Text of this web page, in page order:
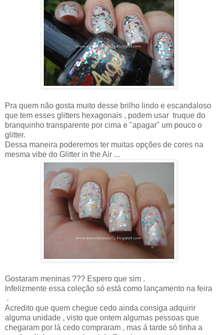
Pra quem não gosta muito desse brilho lindo e escandaloso
que tem esses glitters hexagonais , podem usar truque do
branquinho transparente por cima e "apagar" um pouco o
glitter.
Dessa maneira poderemos ter muitas opções de cores na
mesma vibe do Glitter in the Air ...
Gostaram meninas ??? Espero que sim .
Infelizmente essa coleção só está como lançamento na feira
.
Acredito que quem chegue cedo ainda consiga adquirir
alguma unidade , visto que ontem algumas pessoas que
chegaram por lá cedo compraram , mas á tarde só tinha a